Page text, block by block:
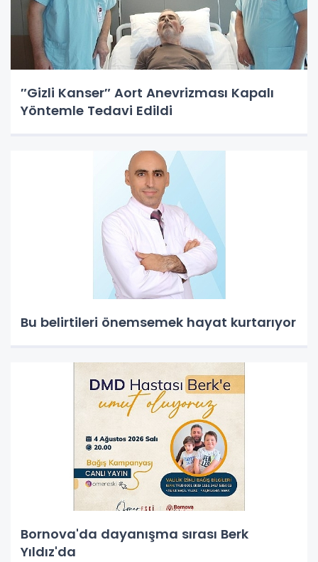
″Gizli Kanser″ Aort Anevrizması Kapalı
Yöntemle Tedavi Edildi
Bu belirtileri önemsemek hayat kurtarıyor
Bornova'da dayanışma sırası Berk
Yıldız'da